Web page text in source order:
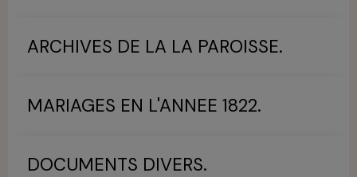
ARCHIVES DE LA LA PAROISSE.
MARIAGES EN L'ANNEE 1822.
DOCUMENTS DIVERS.